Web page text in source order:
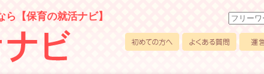
【保育の就活ナビ】